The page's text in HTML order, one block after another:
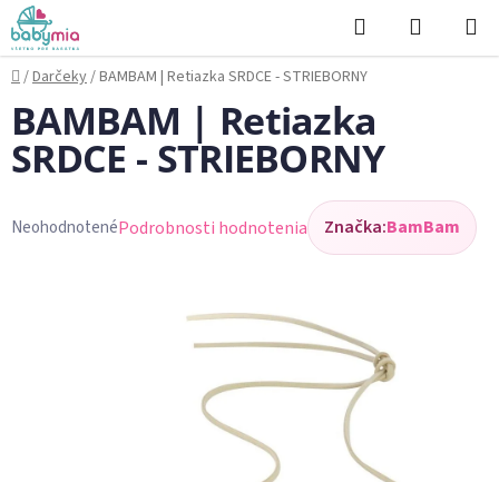
Prejsť
na
obsah
Hľadať
KOŠÍK
Domov
/Darčeky/BAMBAM | Retiazka SRDCE - STRIEBORNY
BAMBAM | Retiazka
SRDCE - STRIEBORNY
Priemerné
NeohodnotenéPodrobnosti hodnotenia Značka:BamBam